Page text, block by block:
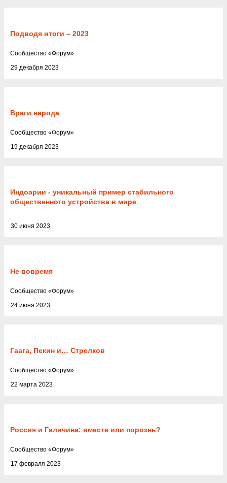
Подводя итоги – 2023
29 декабря 2023
Cообщество «Форум»
Враги народа
19 декабря 2023
Cообщество «Форум»
Индоарии - уникальный пример стабильного
общественного устройства в мире
30 июня 2023
Не вовремя
24 июня 2023
Cообщество «Форум»
Гаага, Пекин и… Стрелков
22 марта 2023
Cообщество «Форум»
Россия и Галичина: вместе или порознь?
17 февраля 2023
Cообщество «Форум»